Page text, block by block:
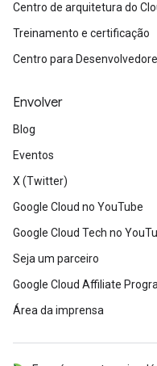
Centro de arquitetura do
Treinamento e certificação
Centro para
Envolver
Blog
Eventos
X (Twitter)
Google Cloud no YouTube
Google Cloud Tech no
Seja um parceiro
Google Cloud Affiliate
Área da imprensa